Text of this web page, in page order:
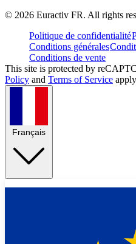
© 2026 Euractiv FR. All rights
Politique de confidentialité
Conditions générales
Conditions de vente
This site is protected by
Policy and Terms of Service
Français